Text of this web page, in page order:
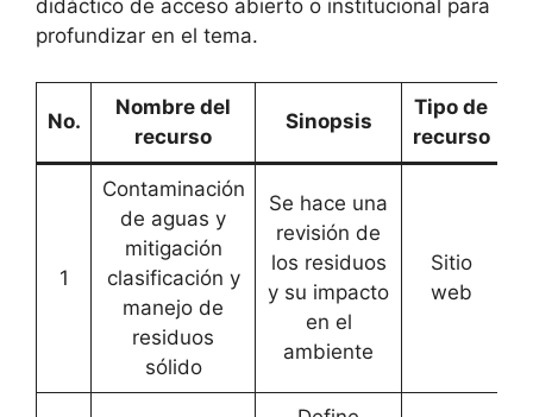
didáctico de acceso abierto o institucional para
profundizar en el tema.
No.
Nombre del
recurso
Sinopsis
Tipo de
recurso
1
Contaminación
de aguas y
mitigación
clasificación y
manejo de
residuos
sólido
Se hace una
revisión de
los residuos
y su impacto
en el
ambiente
Sitio
web